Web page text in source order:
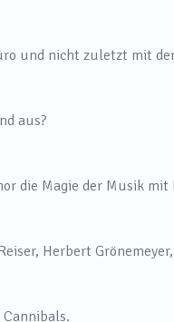
und nicht zuletzt mit
aus?
die Magie der Musik mit
Herbert